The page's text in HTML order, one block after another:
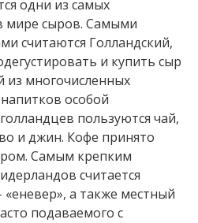
одни из самых
мире сыров. Самыми
считаются Голландский,
и купить сыр
многочисленных
особой
пользуются чай,
и джин. Кофе принято
Самым крепким
считается
а также местный
подаваемого с